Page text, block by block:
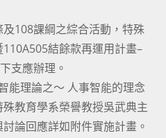
108課綱之綜合活動，特殊
結餘款再運用計畫–
支應辦理。
能理論之～ 人事智能的理念
教育學系榮譽教授吳武典主
論回應詳如附件實施計畫。